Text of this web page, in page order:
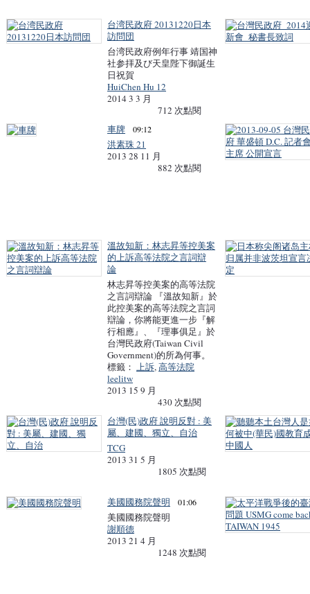
台湾民政府 20131220日本
訪問団
台湾民政府例年行事 靖国神
社参拝及び天皇陛下御誕生
日祝賀
HuiChen Hu 12
2014 3 3 月
712 次點閱
車牌
09:12
洪素珠 21
2013 28 11 月
882 次點閱
溫故知新：林志昇等控美案
的上訴高等法院之言詞辯
論
林志昇等控美案的高等法院
之言詞辯論 『溫故知新』於
此控美案的高等法院之言詞
辯論，你將能更進一步『解
行相應』、『理事俱足』於
台灣民政府(Taiwan Civil
Government)的所為何事。
標籤： 上訴,高等法院
leelitw
2013 15 9 月
430 次點閱
台灣(民)政府 說明反對 : 美
屬、建國、獨立、自治
TCG
2013 31 5 月
1805 次點閱
美國國務院聲明 01:06
美國國務院聲明
謝順德
2013 21 4 月
1248 次點閱